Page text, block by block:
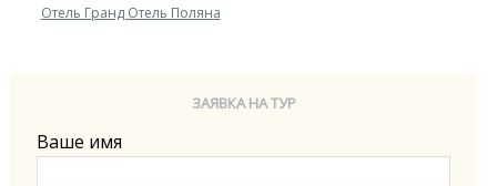
Отель Гранд Отель Поляна
ЗАЯВКА НА ТУР
Ваше имя